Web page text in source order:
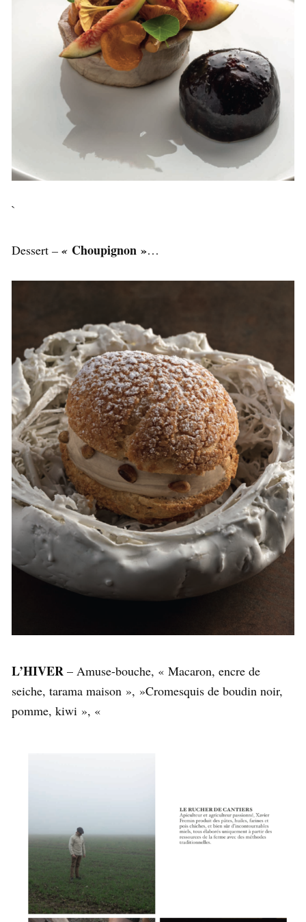
`
Dessert – « Choupignon »…
L’HIVER – Amuse-bouche, « Macaron, encre de
seiche, tarama maison », »Cromesquis de boudin noir,
pomme, kiwi », «